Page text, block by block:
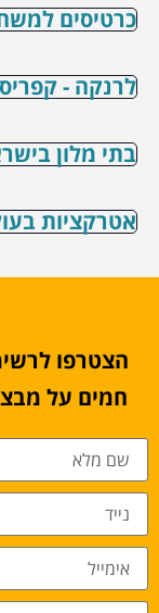
כרטיסים
לרנקה -
בתי מלון
אטרקציות
הצטרפו
חמים על